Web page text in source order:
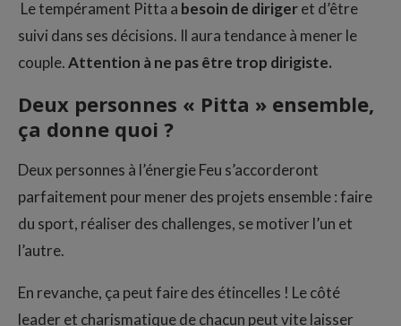
Le tempérament Pitta a besoin de dirigeret d’être
suivi dans ses décisions. Il aura tendance à mener le
couple.Attention à ne pas être trop dirigiste.
Deux personnes « Pitta » ensemble,
ça donne quoi ?
Deux personnes à l’énergie Feu s’accorderont
parfaitement pour mener des projets ensemble : faire
du sport, réaliser des challenges, se motiver l’un et
l’autre.
En revanche, ça peut faire des étincelles ! Le côté
leader et charismatique de chacun peut vite laisser